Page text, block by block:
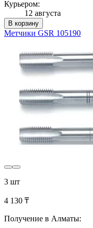
Курьером:
12 августа
В корзину
Метчики GSR 105190
3 шт
4 130 ₸
Получение в Алматы: